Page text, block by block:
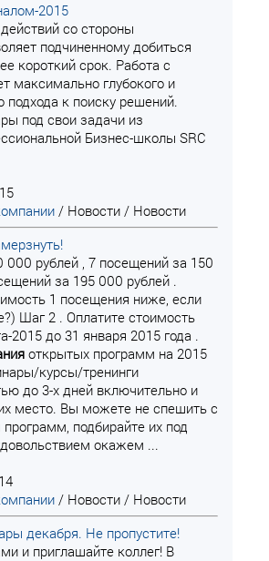
2015
со стороны
подчиненному добиться
короткий срок. Работа с
максимально глубокого и
подхода к поиску решений.
под свои задачи из
Бизнес-школы SRC
/ Новости / Новости
000 рублей , 7 посещений за 150
за 195 000 рублей .
1 посещения ниже, если
Шаг 2 . Оплатите стоимость
2015 до 31 января 2015 года .
открытых программ на 2015
курсы/тренинги
до 3-х дней включительно и
место. Вы можете не спешить с
подбирайте их под
окажем ...
/ Новости / Новости
декабря. Не пропустите!
и приглашайте коллег! В